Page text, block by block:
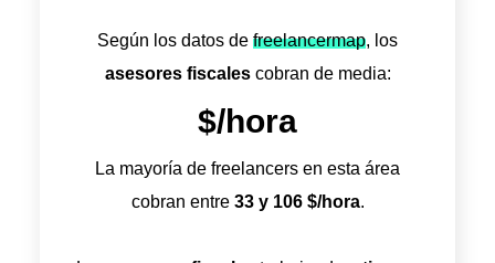
Según los datos de freelancermap, los
asesores fiscalescobran de media:
$/hora
La mayoría de freelancers en esta área
cobran entre 33y 106$/hora.